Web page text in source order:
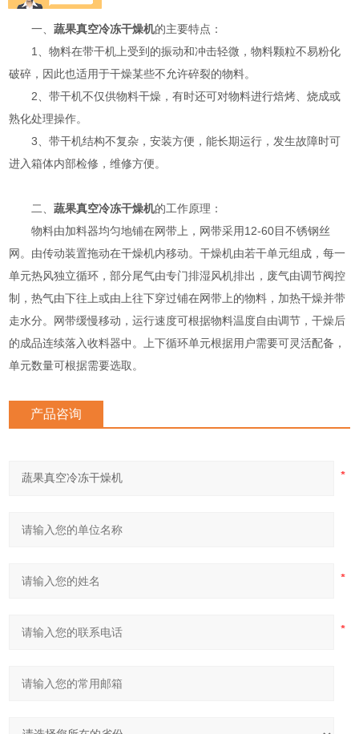
一、蔬果真空冷冻干燥机的主要特点：
1、物料在带干机上受到的振动和冲击轻微，物料颗粒不易粉化
破碎，因此也适用于干燥某些不允许碎裂的物料。
2、带干机不仅供物料干燥，有时还可对物料进行焙烤、烧成或
熟化处理操作。
3、带干机结构不复杂，安装方便，能长期运行，发生故障时可
进入箱体内部检修，维修方便。
二、蔬果真空冷冻干燥机的工作原理：
物料由加料器均匀地铺在网带上，网带采用12-60目不锈钢丝
网。由传动装置拖动在干燥机内移动。干燥机由若干单元组成，每一
单元热风独立循环，部分尾气由专门排湿风机排出，废气由调节阀控
制，热气由下往上或由上往下穿过铺在网带上的物料，加热干燥并带
走水分。网带缓慢移动，运行速度可根据物料温度自由调节，干燥后
的成品连续落入收料器中。上下循环单元根据用户需要可灵活配备，
单元数量可根据需要选取。
产品咨询